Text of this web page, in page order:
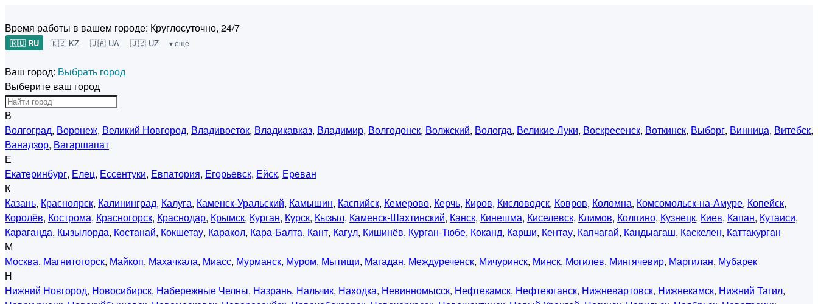
Время работы в вашем городе: Круглосуточно, 24/7
🇷🇺 RU 🇰🇿 KZ 🇺🇦 UA 🇺🇿 UZ ▾ ещё
Ваш город: Выбрать город
Выберите ваш город
В
Волгоград, Воронеж, Великий Новгород, Владивосток, Владикавказ, Владимир, Волгодонск, Волжский, Вологда, Великие Луки, Воскресенск, Воткинск, Выборг, Винница, Витебск,
Ванадзор, Вагаршапат
Е
Екатеринбург, Елец, Ессентуки, Евпатория, Егорьевск, Ейск, Ереван
К
Казань, Красноярск, Калининград, Калуга, Каменск-Уральский, Камышин, Каспийск, Кемерово, Керчь, Киров, Кисловодск, Ковров, Коломна, Комсомольск-на-Амуре, Копейск,
Королёв, Кострома, Красногорск, Краснодар, Крымск, Курган, Курск, Кызыл, Каменск-Шахтинский, Канск, Кинешма, Киселевск, Климов, Колпино, Кузнецк, Киев, Капан, Кутаиси,
Караганда, Кызылорда, Костанай, Кокшетау, Каракол, Кара-Балта, Кант, Кагул, Кишинёв, Курган-Тюбе, Коканд, Карши, Кентау, Капчагай, Кандыагаш, Каскелен, Каттакурган
М
Москва, Магнитогорск, Майкоп, Махачкала, Миасс, Мурманск, Муром, Мытищи, Магадан, Междуреченск, Мичуринск, Минск, Могилев, Мингячевир, Маргилан, Мубарек
Н
Нижний Новгород, Новосибирск, Набережные Челны, Назрань, Нальчик, Находка, Невинномысск, Нефтекамск, Нефтеюганск, Нижневартовск, Нижнекамск, Нижний Тагил,